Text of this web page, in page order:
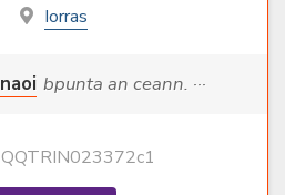
Iorras
naoi bpunta an ceann. ···
QQTRIN023372c1